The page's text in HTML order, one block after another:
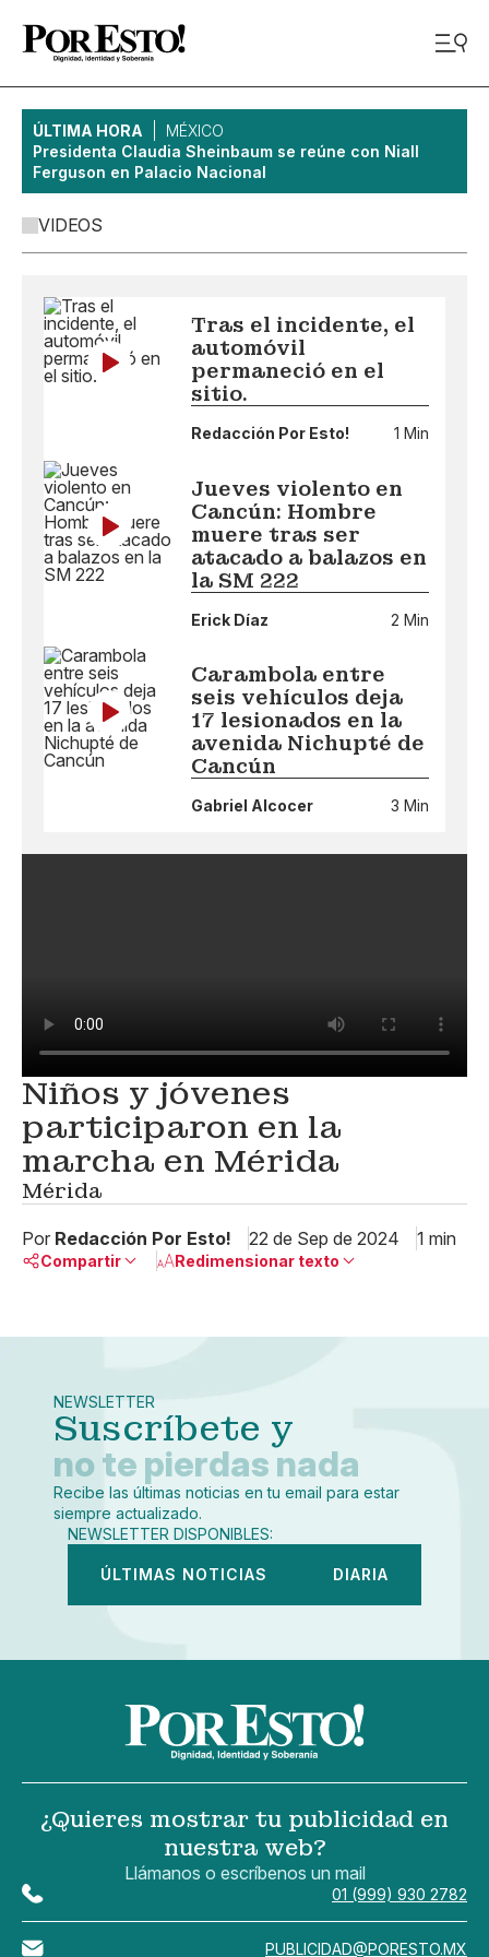
ÚLTIMA HORA
MÉXICO
Presidenta Claudia Sheinbaum se reúne con Niall
Ferguson en Palacio Nacional
VIDEOS
Tras el incidente, el
automóvil
permaneció en el
sitio.
Redacción Por Esto! 1 Min
Jueves violento en
Cancún: Hombre
muere tras ser
atacado a balazos en
la SM 222
Erick Díaz 2 Min
Carambola entre
seis vehículos deja
17 lesionados en la
avenida Nichupté de
Cancún
Gabriel Alcocer 3 Min
Niños y jóvenes
participaron en la
marcha en Mérida
Mérida
Por Redacción Por Esto! 22 de Sep de 2024 1 min
Compartir
Copiar enlace
Redimensionar texto
NEWSLETTER
Suscríbete y
no te pierdas nada
Recibe las últimas noticias en tu email para estar
siempre actualizado.
NEWSLETTER DISPONIBLES:
ÚLTIMAS NOTICIAS DIARIA
¿Quieres mostrar tu publicidad en
nuestra web?
Llámanos o escríbenos un mail
01 (999) 930 2782
PUBLICIDAD@PORESTO.MX